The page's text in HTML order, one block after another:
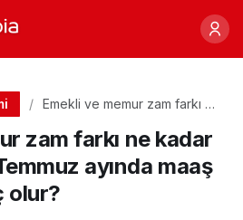
Emekli ve memur zam farkı ne
ayında maaş farkı yüzde kaç
olur?
zam farkı ne kadar
ayında maaş
olur?
Paylaş